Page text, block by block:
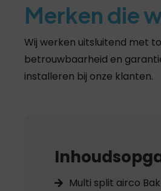
Merken die
Wij werken uitsluitend met
betrouwbaarheid en
installeren bij onze klanten.
Multi split airco